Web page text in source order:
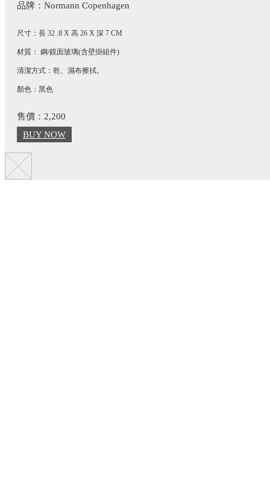
品牌：Normann Copenhagen
尺寸：長 32 .8 X 高 26 X 深 7 CM
材質： 鋼/鏡面玻璃(含壁掛組件)
清潔方式：乾、濕布擦拭。
顏色：黑色
售價：2,200
BUY NOW